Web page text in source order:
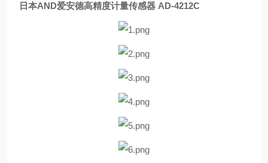
日本AND爱安德高精度计量传感器 AD-4212C